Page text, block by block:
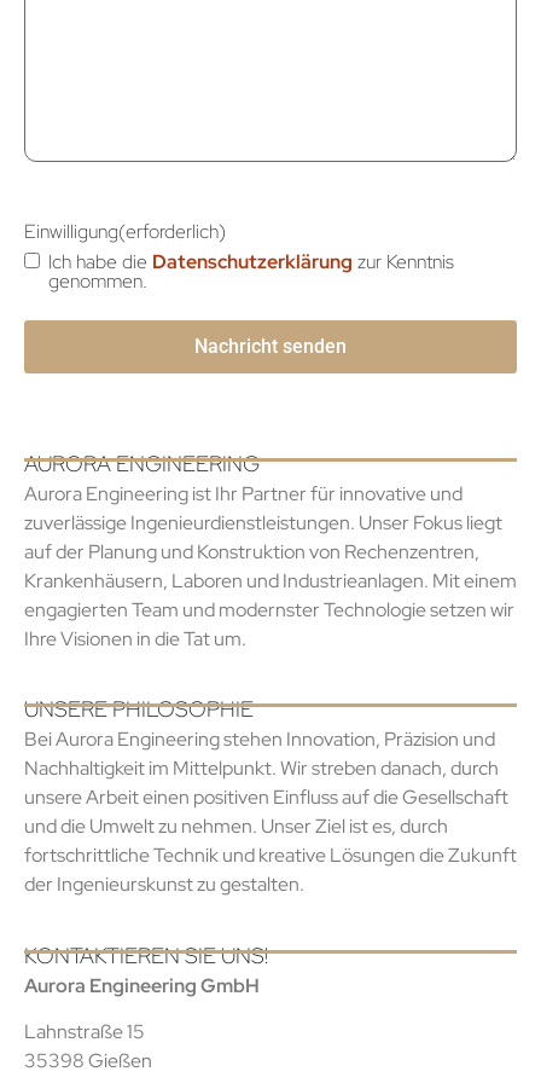
Einwilligung(erforderlich)
Ich habe die Datenschutzerklärung zur Kenntnis
genommen.
AURORA ENGINEERING
Aurora Engineering ist Ihr Partner für innovative und
zuverlässige Ingenieurdienstleistungen. Unser Fokus liegt
auf der Planung und Konstruktion von Rechenzentren,
Krankenhäusern, Laboren und Industrieanlagen. Mit einem
engagierten Team und modernster Technologie setzen wir
Ihre Visionen in die Tat um.
UNSERE PHILOSOPHIE
Bei Aurora Engineering stehen Innovation, Präzision und
Nachhaltigkeit im Mittelpunkt. Wir streben danach, durch
unsere Arbeit einen positiven Einfluss auf die Gesellschaft
und die Umwelt zu nehmen. Unser Ziel ist es, durch
fortschrittliche Technik und kreative Lösungen die Zukunft
der Ingenieurskunst zu gestalten.
KONTAKTIEREN SIE UNS!
Aurora Engineering GmbH
Lahnstraße 15
35398 Gießen